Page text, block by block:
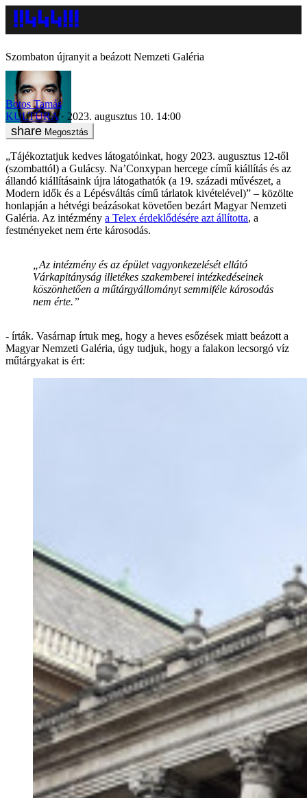
Szombaton újranyit a beázott Nemzeti Galéria
Botos Tamás
KULTÚRA
2023. augusztus 10. 14:00
Megosztás
„Tájékoztatjuk kedves látogatóinkat, hogy 2023. augusztus 12-től
(szombattól) a Gulácsy. Na’Conxypan hercege című kiállítás és az
állandó kiállításaink újra látogathatók (a 19. századi művészet, a
Modern idők és a Lépésváltás című tárlatok kivételével)” – közölte
honlapján a hétvégi beázásokat követően bezárt Magyar Nemzeti
Galéria. Az intézmény a Telex érdeklődésére azt állította, a
festményeket nem érte károsodás.
„Az intézmény és az épület vagyonkezelését ellátó
Várkapitányság illetékes szakemberei intézkedéseinek
köszönhetően a műtárgyállományt semmiféle károsodás
nem érte.”
- írták. Vasárnap írtuk meg, hogy a heves esőzések miatt beázott a
Magyar Nemzeti Galéria, úgy tudjuk, hogy a falakon lecsorgó víz
műtárgyakat is ért: